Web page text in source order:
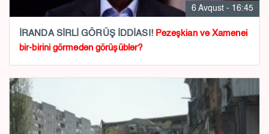
6 Avqust - 16:45
İRANDA SİRLİ GÖRÜŞ İDDİASI! Pezeşkian və Xamenei
bir-birini görmədən görüşüblər?